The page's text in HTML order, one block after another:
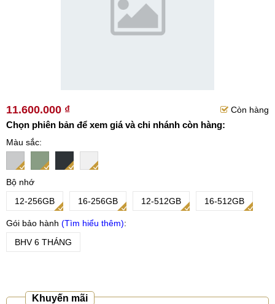
11.600.000 ₫ Còn hàng
Chọn phiên bản để xem giá và chi nhánh còn hàng:
Màu sắc
Bộ nhớ
12-256GB
16-256GB 12-512GB 16-512GB
Gói bảo hành
Tìm hiểu thêm
BHV 6 THÁNG
Khuyến mãi